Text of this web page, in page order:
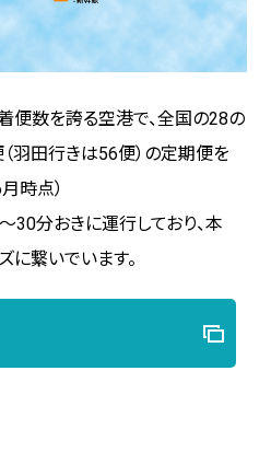
数を誇る空港で、全国の28の
羽田行きは56便）の定期便を
時点）
分おきに運行しており、本
に繋いでいます。